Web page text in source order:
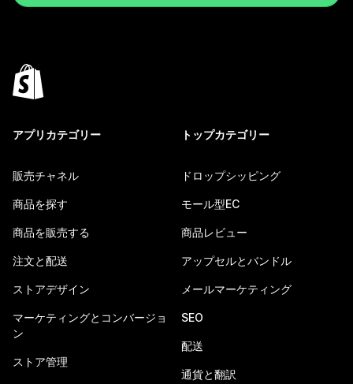
アプリカテゴリー
販売チャネル
商品を探す
商品を販売する
注文と配送
ストアデザイン
マーケティングとコンバージョ
ン
ストア管理
トップカテゴリー
ドロップシッピング
モール型EC
商品レビュー
アップセルとバンドル
メールマーケティング
SEO
配送
通貨と翻訳